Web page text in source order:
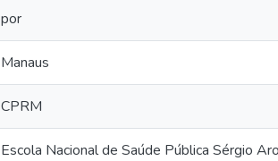
por
Manaus
CPRM
Escola Nacional de Saúde Pública Sérgio